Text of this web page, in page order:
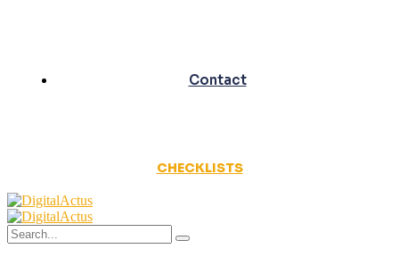
Contact
CHECKLISTS